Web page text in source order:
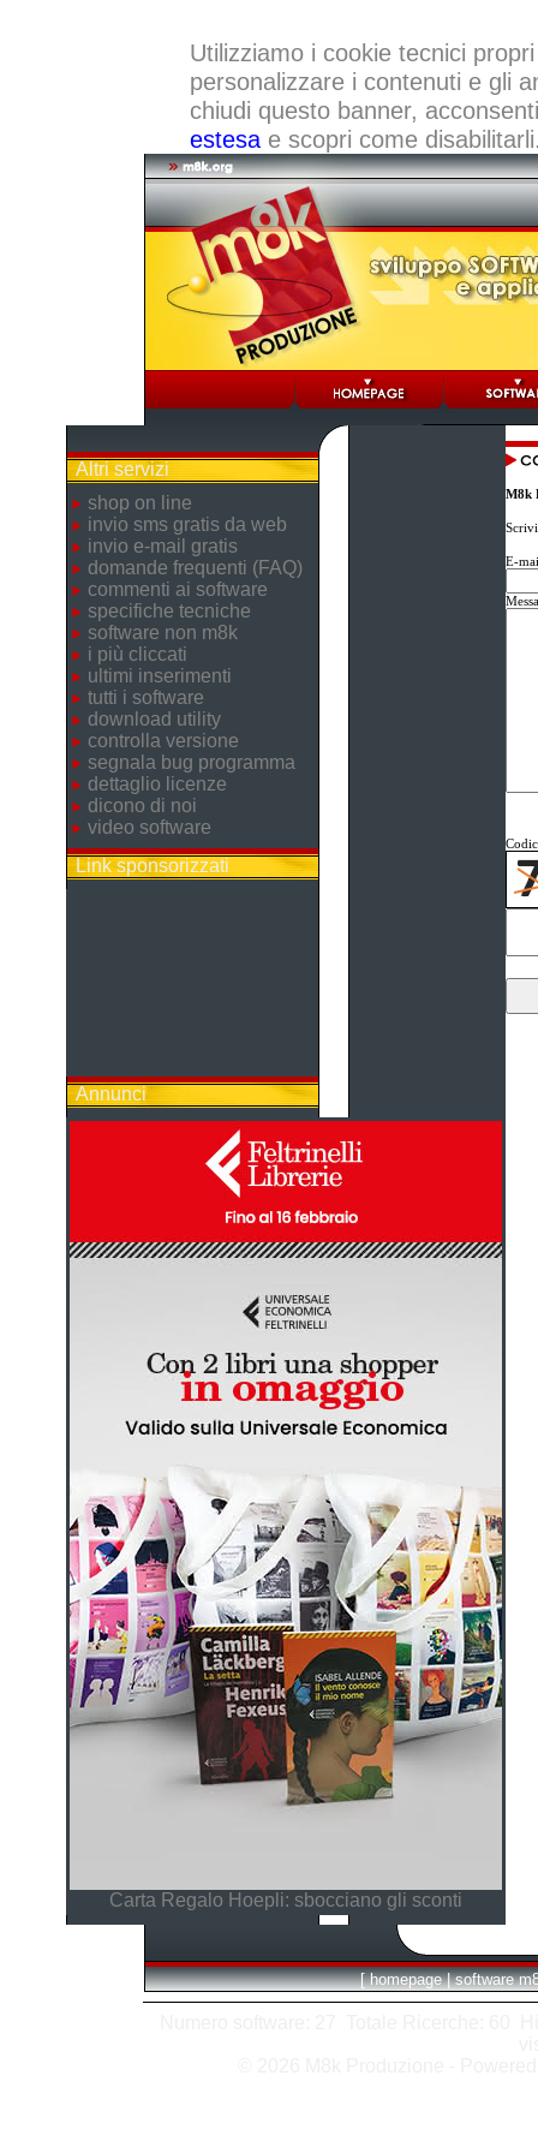
Utilizziamo i cookie tecnici
personalizzare i contenuti e gli
chiudi questo banner,
estesae scopri come
Altri servizi
shop on line
invio sms gratis da web
invio e-mail gratis
domande frequenti (FAQ)
commenti ai software
specifiche tecniche
software non m8k
i più cliccati
ultimi inserimenti
tutti i software
download utility
controlla versione
segnala bug programma
dettaglio licenze
dicono di noi
video software
Link sponsorizzati
Annunci
Carta Regalo Hoepli: sbocciano gli sconti
M8k
E-
[ homepage | software